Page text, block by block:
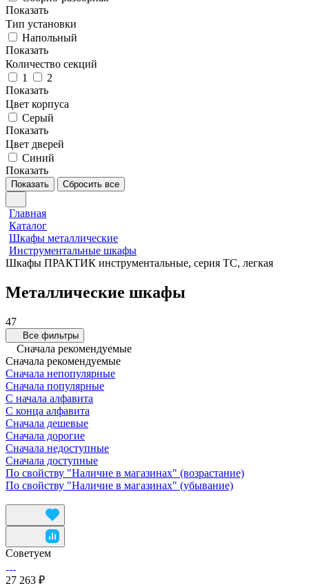
Показать
Тип установки
Напольный
Показать
Количество секций
1
2
Показать
Цвет корпуса
Серый
Показать
Цвет дверей
Синий
Показать
Показать Сбросить все
Главная
Каталог
Шкафы металлические
Инструментальные шкафы
Шкафы ПРАКТИК инструментальные, серия ТC, легкая
Металлические шкафы
47
Все фильтры
Сначала рекомендуемые
Сначала рекомендуемые
Сначала непопулярные
Сначала популярные
С начала алфавита
С конца алфавита
Сначала дешевые
Сначала дорогие
Сначала недоступные
Сначала доступные
По свойству "Наличие в магазинах" (возрастание)
По свойству "Наличие в магазинах" (убывание)
Советуем
27 263 ₽